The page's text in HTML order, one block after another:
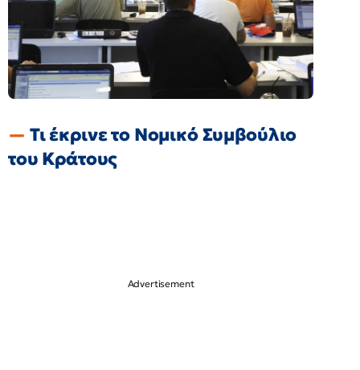
Τι έκρινε το Νομικό Συμβούλιο
του Κράτους